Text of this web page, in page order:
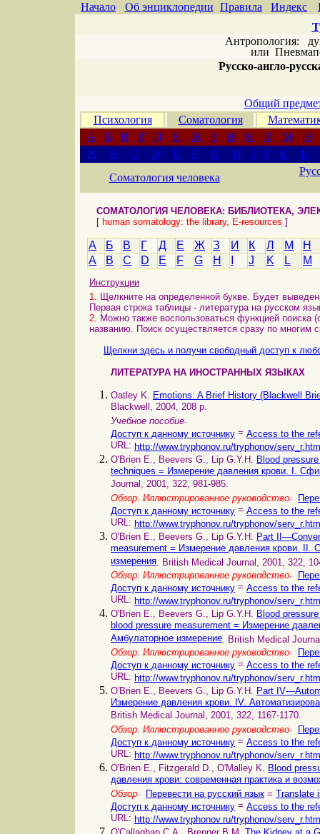
Начало Об энциклопедии Правила Индекс
Антропология:
или
Русско-англо-
Общий
Психология
Соматология
А
Б В Г Д Е Ж З И К Л М
Н
A
B C D E F G H I J K
L
Соматология человека
СОМАТОЛОГИЯ ЧЕЛОВЕКА: БИБЛИОТЕКА,
[ human somatology: the library, E-resources ]
А Б В Г Д Е Ж З И К Л М
Н
A
B C D E F G H J K L M
Инструкции
1. Щелкните на определенной букве. Будет
Первая строка таблицы - литература на русском
2. Можно также воспользоваться функцией поиска
названию. Поиск осуществляется сразу по многим
Щелкни здесь и получи свободный доступ к
ЛИТЕРАТУРА НА ИНОСТРАННЫХ ЯЗЫКАХ
Oatley K. Emotions: A Brief History (Blackwell
Blackwell, 2004, 208 p.
Учебное пособие.
Доступ к данному источнику = Access to the
URL: http://www.tryphonov.ru/tryphonov/
O'Brien E., Beevers G., Lip G.Y.H. Blood
techniques = Измерение давления крови. I.
Journal, 2001, 322, 981-985.
Обзор. Иллюстрированное руководство.
Доступ к данному источнику = Access to the
URL: http://www.tryphonov.ru/tryphonov/
O'Brien E., Beevers G., Lip G.Y.H. Part
measurement = Измерение давления крови. II.
измерения. British Medical Journal, 2001, 322,
Обзор. Иллюстрированное руководство.
Доступ к данному источнику = Access to the
URL: http://www.tryphonov.ru/tryphonov/
O'Brien E., Beevers G., Lip G.Y.H. Blood
blood pressure measurement = Измерение
Амбулаторное измерение. British Medical
Обзор. Иллюстрированное руководство.
Доступ к данному источнику = Access to the
URL: http://www.tryphonov.ru/tryphonov/
O'Brien E., Beevers G., Lip G.Y.H. Part
Измерение давления крови. IV.
British Medical Journal, 2001, 322, 1167-1170.
Обзор. Иллюстрированное руководство.
Доступ к данному источнику = Access to the
URL: http://www.tryphonov.ru/tryphonov/
O'Brien E., Fitzgerald D., O'Malley K. Blood
давления крови: современная практика и
Обзор. Перевести на русский язык = Translate
Доступ к данному источнику = Access to the
URL: http://www.tryphonov.ru/tryphonov/